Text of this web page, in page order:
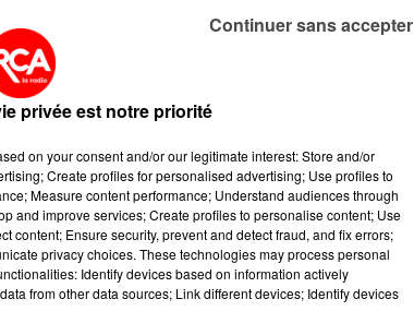
Ils étaient en train de
dos, ainsi qu’une pince
allait les conduire au
enfermés dans la
courant… Placés en garde à
privée est notre priorité
on your consent and/or our legitimate interest: Store and/or
Create profiles for personalised advertising; Use profiles to
Measure content performance; Understand audiences through
and improve services; Create profiles to personalise content; Use
content; Ensure security, prevent and detect fraud, and fix errors;
privacy choices. These technologies may process personal
Identify devices based on information actively
from other data sources; Link different devices; Identify devices
Continuer sans accepter